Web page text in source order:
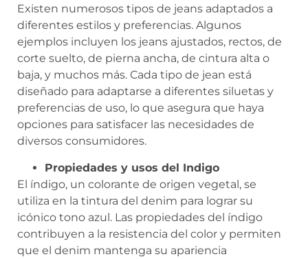
Existen numerosos tipos de jeans adaptados a
diferentes estilos y preferencias. Algunos
ejemplos incluyen los jeans ajustados, rectos, de
corte suelto, de pierna ancha, de cintura alta o
baja, y muchos más. Cada tipo de jean está
diseñado para adaptarse a diferentes siluetas y
preferencias de uso, lo que asegura que haya
opciones para satisfacer las necesidades de
diversos consumidores.
Propiedades y usos del Indigo
El índigo, un colorante de origen vegetal, se
utiliza en la tintura del denim para lograr su
icónico tono azul. Las propiedades del índigo
contribuyen a la resistencia del color y permiten
que el denim mantenga su apariencia